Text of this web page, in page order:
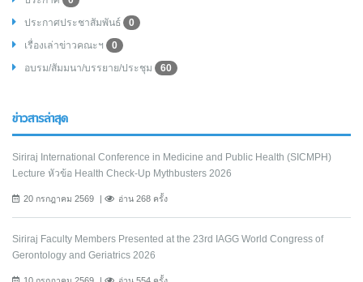
ประกาศประชาสัมพันธ์
0
เรื่องเล่าข่าวคณะฯ
0
อบรม/สัมมนา/บรรยาย/ประชุม
60
ข่าวสารล่าสุด
Siriraj International Conference in Medicine and Public Health (SICMPH)
Lecture หัวข้อ Health Check-Up Mythbusters 2026
20 กรกฎาคม 2569 อ่าน 268 ครั้ง
Siriraj Faculty Members Presented at the 23rd IAGG World Congress of
Gerontology and Geriatrics 2026